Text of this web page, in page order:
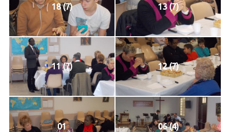
18 (7) 13 (7)
11 (7) 12 (7)
01 06 (4)